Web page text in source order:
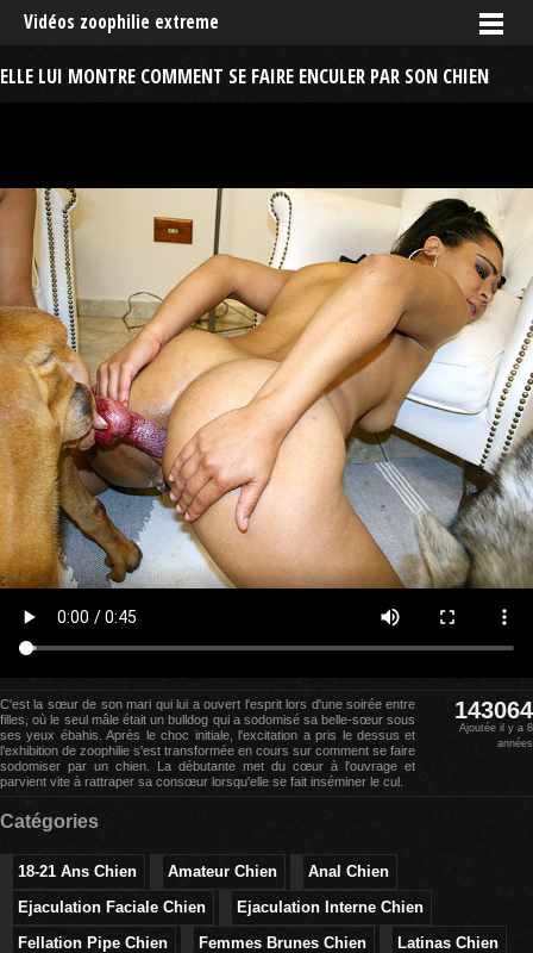
Vidéos zoophilie extreme
ELLE LUI MONTRE COMMENT SE FAIRE ENCULER PAR SON CHIEN
C'est la sœur de son mari qui lui a ouvert l'esprit lors d'une soirée entre
filles, où le seul mâle était un bulldog qui a sodomisé sa belle-sœur sous
ses yeux ébahis. Après le choc initiale, l'excitation a pris le dessus et
l'exhibition de zoophilie s'est transformée en cours sur comment se faire
sodomiser par un chien. La débutante met du cœur à l'ouvrage et
parvient vite à rattraper sa consœur lorsqu'elle se fait inséminer le cul.
143064
Ajoutée il y a 8
années
Catégories
18-21 Ans Chien Amateur Chien
Anal Chien
Ejaculation Faciale Chien
Ejaculation Interne Chien
Fellation Pipe Chien
Femmes Brunes Chien
Latinas Chien